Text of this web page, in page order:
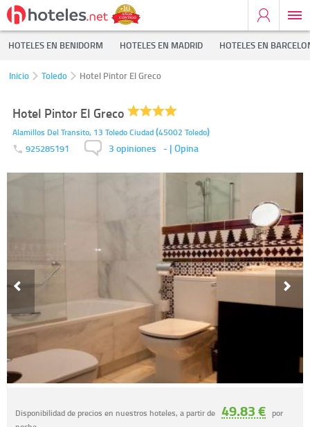
HOTELES EN BENIDORM HOTELES EN MADRID HOTELES EN
Inicio Toledo Hotel Pintor El Greco
Hotel Pintor El Greco
Alamillos Del Transito, 13 Toledo Ciudad(45002 Toledo)
925285191 3 opiniones - | Opina
Disponibilidad de precios en nuestros hoteles, a partir de 49.83 € por